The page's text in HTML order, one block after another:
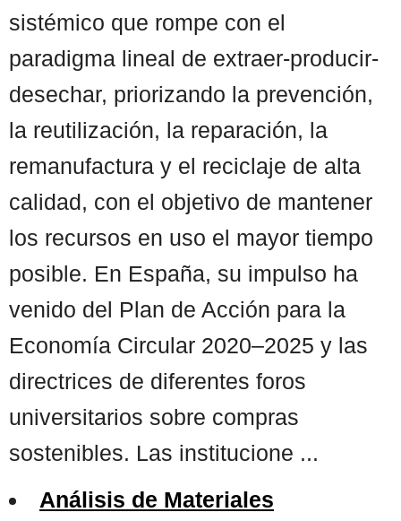
sistémico que rompe con el
paradigma lineal de extraer-producir-
desechar, priorizando la prevención,
la reutilización, la reparación, la
remanufactura y el reciclaje de alta
calidad, con el objetivo de mantener
los recursos en uso el mayor tiempo
posible. En España, su impulso ha
venido del Plan de Acción para la
Economía Circular 2020–2025 y las
directrices de diferentes foros
universitarios sobre compras
sostenibles. Las institucione ...
Análisis de Materiales